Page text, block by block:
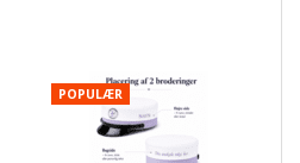
POPULÆR